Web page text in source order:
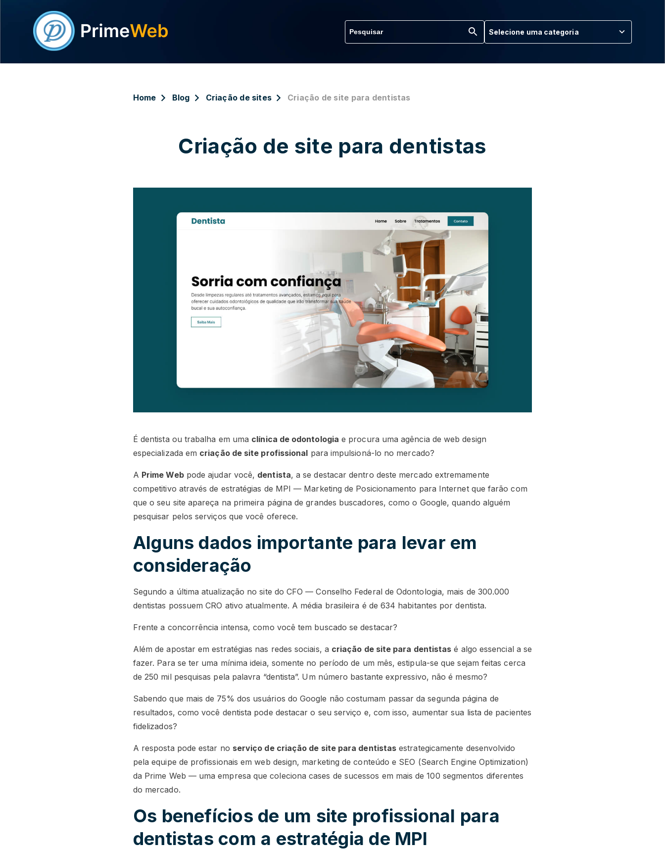
Selecione uma categoria
Home Blog Criação de sites Criação de site para dentistas
Criação de site para dentistas
É dentista ou trabalha em uma clínica de odontologia e procura uma agência de web design
especializada em criação de site profissional para impulsioná-lo no mercado?
A Prime Webpode ajudar você, dentista, a se destacar dentro deste mercado extremamente
competitivo através de estratégias de MPI — Marketing de Posicionamento para Internet que farão com
que o seu site apareça na primeira página de grandes buscadores, como o Google, quando alguém
pesquisar pelos serviços que você oferece.
Alguns dados importante para levar em
consideração
Segundo a última atualização no site do CFO — Conselho Federal de Odontologia, mais de 300.000
dentistas possuem CRO ativo atualmente. A média brasileira é de 634 habitantes por dentista.
Frente a concorrência intensa, como você tem buscado se destacar?
Além de apostar em estratégias nas redes sociais, a criação de site para dentistas é algo essencial a se
fazer. Para se ter uma mínima ideia, somente no período de um mês, estipula-se que sejam feitas cerca
de 250 mil pesquisas pela palavra “dentista”. Um número bastante expressivo, não é mesmo?
Sabendo que mais de 75% dos usuários do Google não costumam passar da segunda página de
resultados, como você dentista pode destacar o seu serviço e, com isso, aumentar sua lista de pacientes
fidelizados?
A resposta pode estar no serviço de criação de site para dentistas estrategicamente desenvolvido
pela equipe de profissionais em web design, marketing de conteúdo e SEO (Search Engine Optimization)
da Prime Web — uma empresa que coleciona cases de sucessos em mais de 100 segmentos diferentes
do mercado.
Os benefícios de um site profissional para
dentistas com a estratégia de MPI